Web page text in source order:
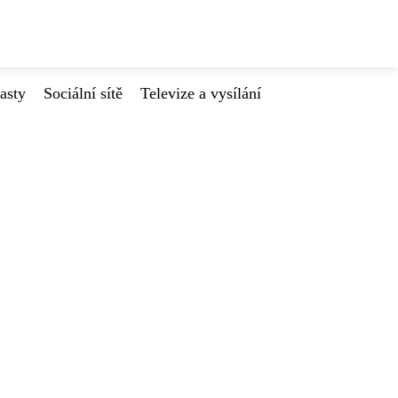
Sociální sítě Televize a vysílání